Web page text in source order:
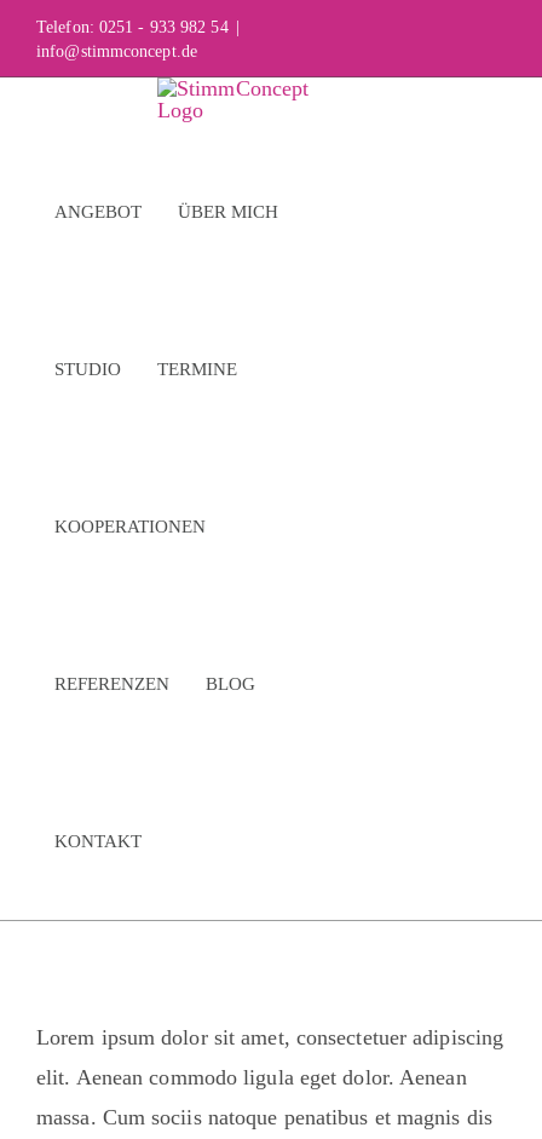
SkipTelefon: 0251 - 933 982 54
info@stimmconcept.de
ANGEBOT ÜBER MICH
STUDIO TERMINE
KOOPERATIONEN
REFERENZEN BLOG
KONTAKT
Lorem ipsum dolor sit amet, consectetuer adipiscing
elit. Aenean commodo ligula eget dolor. Aenean
massa. Cum sociis natoque penatibus et magnis dis